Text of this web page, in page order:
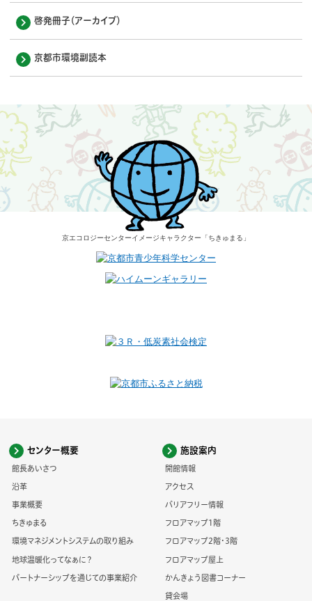
啓発冊子（アーカイブ）
京都市環境副読本
京エコロジーセンターイメージキャラクター 「ちきゅまる」
センター概要
館長あいさつ
沿革
事業概要
ちきゅまる
環境マネジメントシステムの取り組み
地球温暖化ってなぁに？
パートナーシップを通じての事業紹介
施設案内
開館情報
アクセス
バリアフリー情報
フロアマップ1階
フロアマップ2階・3階
フロアマップ屋上
かんきょう図書コーナー
貸会場